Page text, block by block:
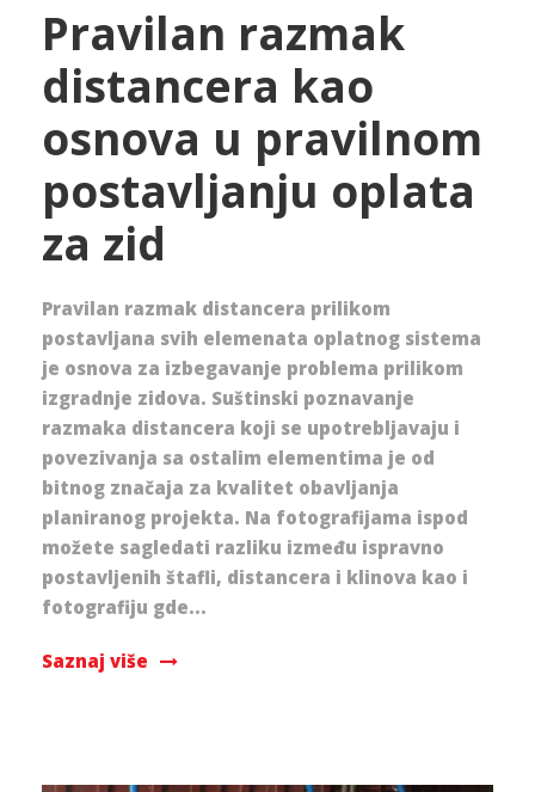
Pravilan razmak
distancera kao
osnova u pravilnom
postavljanju oplata
za zid
Pravilan razmak distancera prilikom
postavljana svih elemenata oplatnog sistema
je osnova za izbegavanje problema prilikom
izgradnje zidova. Suštinski poznavanje
razmaka distancera koji se upotrebljavaju i
povezivanja sa ostalim elementima je od
bitnog značaja za kvalitet obavljanja
planiranog projekta. Na fotografijama ispod
možete sagledati razliku između ispravno
postavljenih štafli, distancera i klinova kao i
fotografiju gde...
Saznaj više